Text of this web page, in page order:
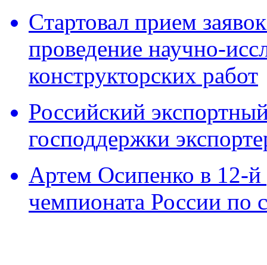
Cтартовал прием
проведение научно-
конструкторских работ
Российский
господдержки
Артем Осипенко в 12-й
чемпионата России по